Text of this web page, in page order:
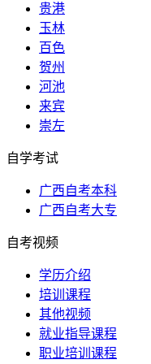
贵港
玉林
百色
贺州
河池
来宾
崇左
自学考试
广西自考本科
广西自考大专
自考视频
学历介绍
培训课程
其他视频
就业指导课程
职业培训课程